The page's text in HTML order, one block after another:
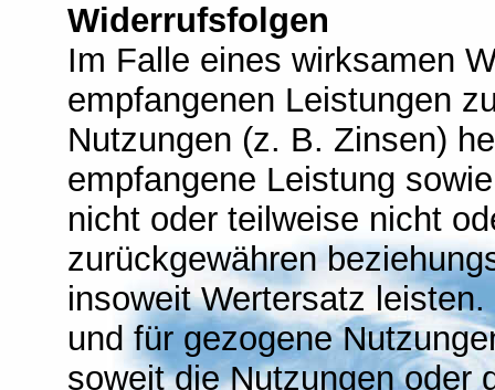
Widerrufsfolgen
Im Falle eines wirksamen
empfangenen Leistungen
Nutzungen (z. B. Zinsen)
empfangene Leistung
nicht oder teilweise nicht
zurückgewähren
insoweit Wertersatz
und für gezogene
soweit die Nutzungen oder